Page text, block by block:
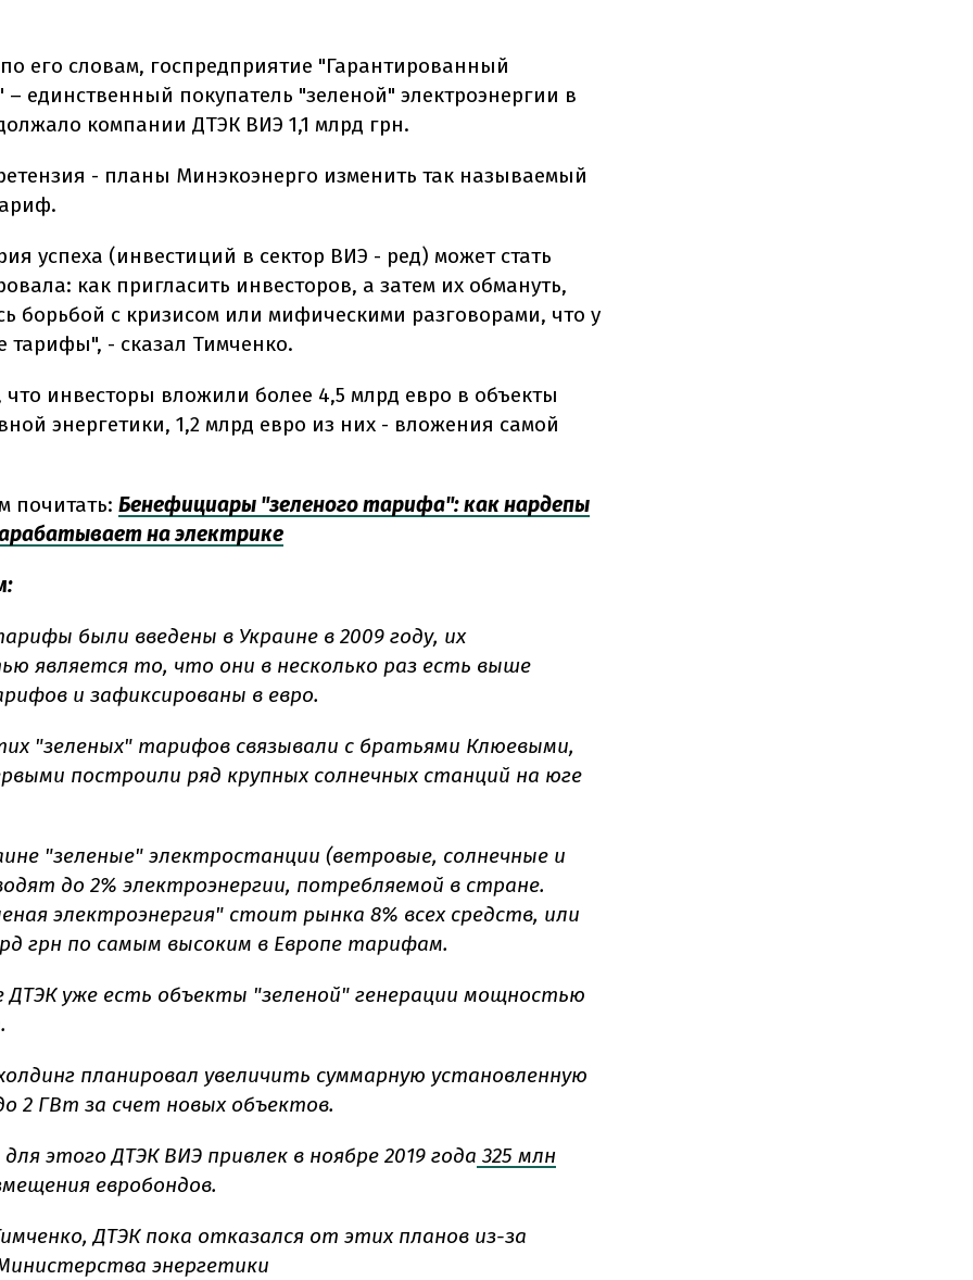
его словам, госпредприятие "Гарантированный
– единственный покупатель "зеленой" электроэнергии в
компании ДТЭК ВИЭ 1,1 млрд грн.
- планы Минэкоэнерго изменить так называемый
успеха (инвестиций в сектор ВИЭ - ред) может стать
как пригласить инвесторов, а затем их обмануть,
борьбой с кризисом или мифическими разговорами, что у
тарифы", - сказал Тимченко.
что инвесторы вложили более 4,5 млрд евро в объекты
энергетики, 1,2 млрд евро из них - вложения самой
почитать: Бенефициары "зеленого тарифа": как нардепы
на электрике
были введены в Украине в 2009 году, их
является то, что они в несколько раз есть выше
и зафиксированы в евро.
"зеленых" тарифов связывали с братьями Клюевыми,
построили ряд крупных солнечных станций на юге
"зеленые" электростанции (ветровые, солнечные и
до 2% электроэнергии, потребляемой в стране.
электроэнергия" стоит рынка 8% всех средств, или
грн по самым высоким в Европе тарифам.
уже есть объекты "зеленой" генерации мощностью
планировал увеличить суммарную установленную
2 ГВт за счет новых объектов.
этого ДТЭК ВИЭ привлек в ноябре 2019 года 325 млн
евробондов.
ДТЭК пока отказался от этих планов из-за
энергетики